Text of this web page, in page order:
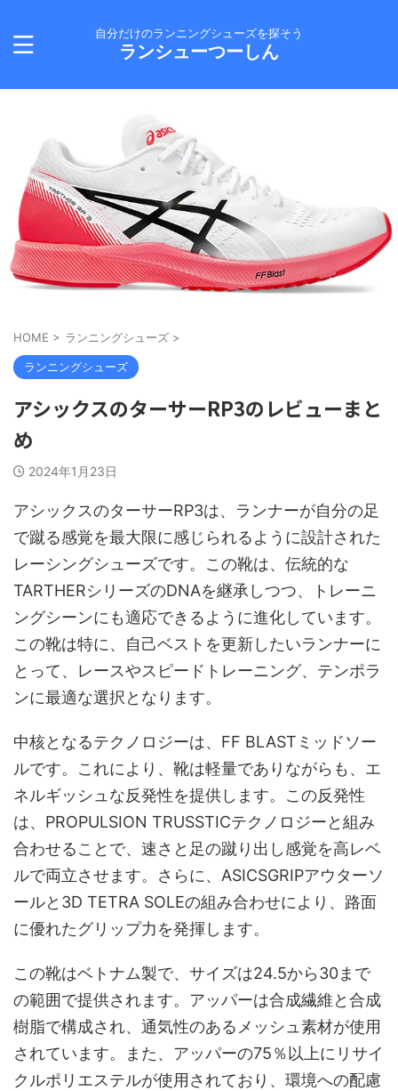
自分だけのランニングシューズを探そう
ランシューつーしん
HOME > ランニングシューズ >
ランニングシューズ
アシックスのターサーRP3のレビューまと
め
2024年1月23日
アシックスのターサーRP3は、ランナーが自分の足
で蹴る感覚を最大限に感じられるように設計された
レーシングシューズです。この靴は、伝統的な
TARTHERシリーズのDNAを継承しつつ、トレーニ
ングシーンにも適応できるように進化しています。
この靴は特に、自己ベストを更新したいランナーに
とって、レースやスピードトレーニング、テンポラ
ンに最適な選択となります。
中核となるテクノロジーは、FF BLASTミッドソー
ルです。これにより、靴は軽量でありながらも、エ
ネルギッシュな反発性を提供します。この反発性
は、PROPULSION TRUSSTICテクノロジーと組み
合わせることで、速さと足の蹴り出し感覚を高レベ
ルで両立させます。さらに、ASICSGRIPアウターソ
ールと3D TETRA SOLEの組み合わせにより、路面
に優れたグリップ力を発揮します。
この靴はベトナム製で、サイズは24.5から30まで
の範囲で提供されます。アッパーは合成繊維と合成
樹脂で構成され、通気性のあるメッシュ素材が使用
されています。また、アッパーの75％以上にリサイ
クルポリエステルが使用されており、環境への配慮